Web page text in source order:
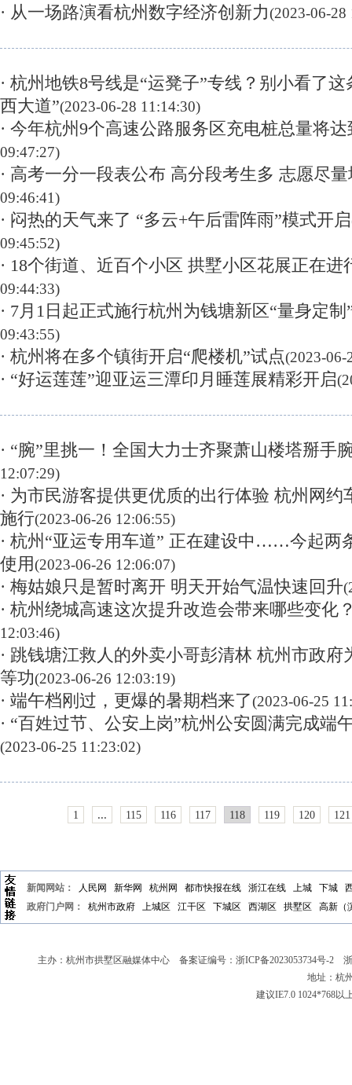
· 从一场路演看杭州数字经济创新力(2023-06-28
· 杭州地铁8号线是“运凳子”专线？别小看了
西大道”(2023-06-28 11:14:30)
· 今年杭州9个高速公路服务区充电桩总量将达
09:47:27)
· 高考一分一段表公布 高分段考生多 志愿尽
09:46:41)
· 闷热的天气来了 “多云+午后雷阵雨”模式开启
09:45:52)
· 18个街道、近百个小区 拱墅小区花展正在进
09:44:33)
· 7月1日起正式施行杭州为钱塘新区“量身定制
09:43:55)
· 杭州将在多个镇街开启“爬楼机”试点(2023-06-
· “好运莲莲”迎亚运三潭印月睡莲展精彩开启
· “腕”里挑一！全国大力士齐聚萧山楼塔掰手
12:07:29)
· 为市民游客提供更优质的出行体验 杭州网约
施行(2023-06-26 12:06:55)
· 杭州“亚运专用车道” 正在建设中……今起两
使用(2023-06-26 12:06:07)
· 梅姑娘只是暂时离开 明天开始气温快速回升
· 杭州绕城高速这次提升改造会带来哪些变化
12:03:46)
· 跳钱塘江救人的外卖小哥彭清林 杭州市政府
等功(2023-06-26 12:03:19)
· 端午档刚过，更爆的暑期档来了(2023-06-25
· “百姓过节、公安上岗”杭州公安圆满完成端
(2023-06-25 11:23:02)
1 ... 115 116 117 118 119 120 121
新闻网站： 人民网 新华网 杭州网 都市快报在线 浙江在线 上城 下城
政府门户网：
杭州市政府 上城区 江干区 下城区 西湖区 拱墅区 高新（
主办：杭州市拱墅区融媒体中心 备案证编号： 浙ICP备2023053734号-2 浙
地址：杭
建议IE7.0 1024*768